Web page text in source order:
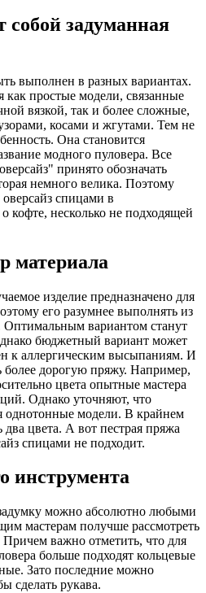
собой задуманная
выполнен в разных вариантах.
как простые модели, связанные
вязкой, так и более сложные,
косами и жгутами. Тем не
Она становится
модного пуловера. Все
принято обозначать
немного велика. Поэтому
спицами в
кофте, несколько не подходящей
материала
изделие предназначено для
его разумнее выполнять из
Оптимальным вариантом станут
бюджетный вариант может
к аллергическим высыпаниям. И
более дорогую пряжу. Например,
цвета опытные мастера
Однако уточняют, что
однотонные модели. В крайнем
цвета. А вот пестрая пряжа
спицами не подходит.
инструмента
можно абсолютно любыми
мастерам получше рассмотреть
Причем важно отметить, что для
больше подходят кольцевые
Зато последние можно
сделать рукава.